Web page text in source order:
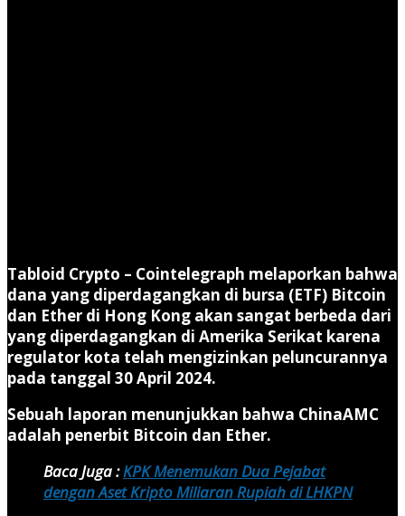
Tabloid Crypto – Cointelegraph melaporkan bahwa
dana yang diperdagangkan di bursa (ETF) Bitcoin
dan Ether di Hong Kong akan sangat berbeda dari
yang diperdagangkan di Amerika Serikat karena
regulator kota telah mengizinkan peluncurannya
pada tanggal 30 April 2024.
Sebuah laporan menunjukkan bahwa ChinaAMC
adalah penerbit Bitcoin dan Ether.
Baca Juga :KPK Menemukan Dua Pejabat
dengan Aset Kripto Miliaran Rupiah di LHKPN